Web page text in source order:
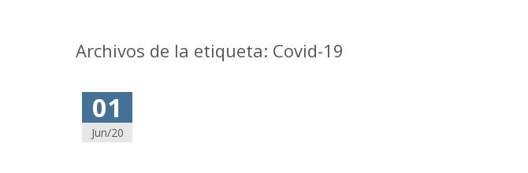
Archivos de la etiqueta: Covid-19
01
Jun/20